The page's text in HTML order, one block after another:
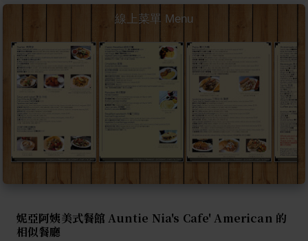
線上菜單 Menu
妮亞阿姨美式餐館 Auntie Nia's Cafe' American 的
相似餐廳